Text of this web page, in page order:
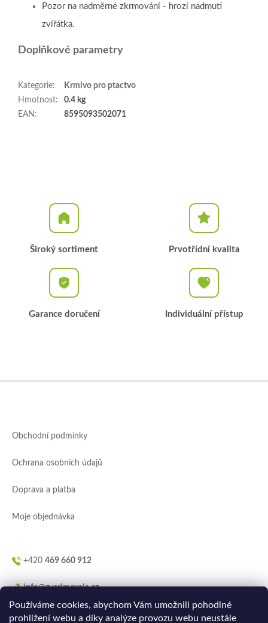
Používáme cookies, abychom Vám umožnili pohodlné
prohlížení webu a díky analýze provozu webu neustále
Pozor na nadměrné zkrmování - hrozí nadmutí
zvířátka.
Doplňkové parametry
Kategorie:
Krmivo pro ptactvo
Hmotnost:
0.4 kg
EAN : 8595093502071
Široký sortiment Prvotřídní kvalita
Garance doručení Individuální přístup
Obchodní podmínky
Ochrana osobních údajů
Doprava a platba
Moje objednávka
+420 469 660 912
info@zverimexaja.cz